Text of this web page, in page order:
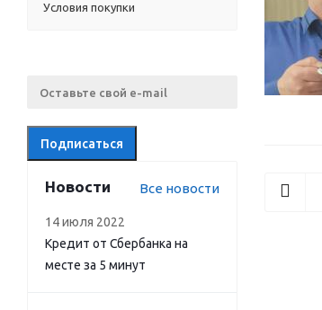
Условия покупки
Новости Все новости
14 июля 2022
Кредит от Сбербанка на
месте за 5 минут